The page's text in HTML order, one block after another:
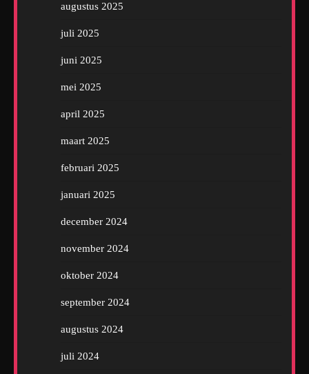
augustus 2025
juli 2025
juni 2025
mei 2025
april 2025
maart 2025
februari 2025
januari 2025
december 2024
november 2024
oktober 2024
september 2024
augustus 2024
juli 2024